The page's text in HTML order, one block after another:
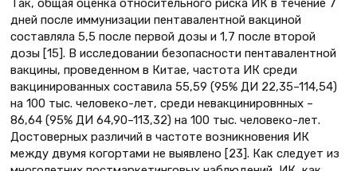
Так, общая оценка относительного риска ИК в течение 7
дней после иммунизации пентавалентной вакциной
составляла 5,5 после первой дозы и 1,7 после второй
дозы [15]. В исследовании безопасности пентавалентной
вакцины, проведенном в Китае, частота ИК среди
вакцинированных составила 55,59 (95% ДИ 22,35–114,54)
на 100 тыс. человеко-лет, среди невакцинировнных –
86,64 (95% ДИ 64,90–113,32) на 100 тыс. человеко-лет.
Достоверных различий в частоте возникновения ИК
между двумя когортами не выявлено [23]. Как следует из